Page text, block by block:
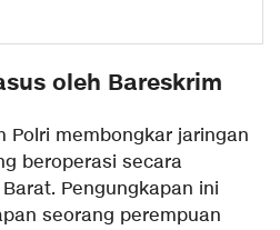
oleh Bareskrim
Polri membongkar jaringan
beroperasi secara
Pengungkapan ini
seorang perempuan